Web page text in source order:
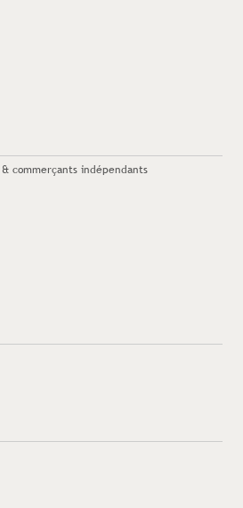
commerçants indépendants